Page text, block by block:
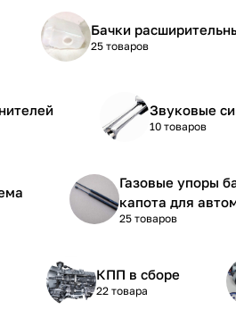
Бачки
25 товаров
Звуковые
10 товаров
Газовые упоры
капота для
25 товаров
КПП в сборе
22 товара